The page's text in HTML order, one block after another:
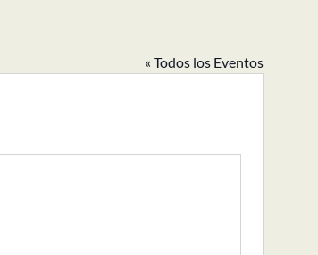
« Todos los Eventos